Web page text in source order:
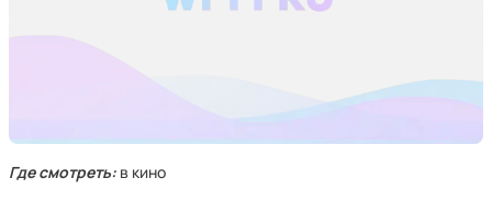
Где смотреть: в кино